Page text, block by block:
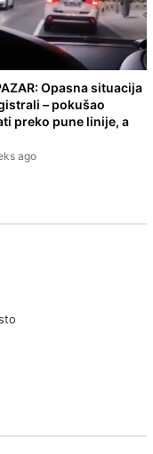
Opasna situacija
– pokušao
preko pune linije, a
ago